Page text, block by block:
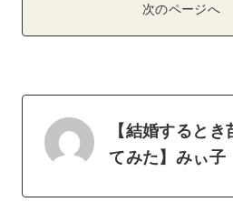
次のページへ
【結婚すると
てみた】みぃ子